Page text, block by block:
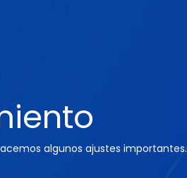
algunos ajustes importantes.